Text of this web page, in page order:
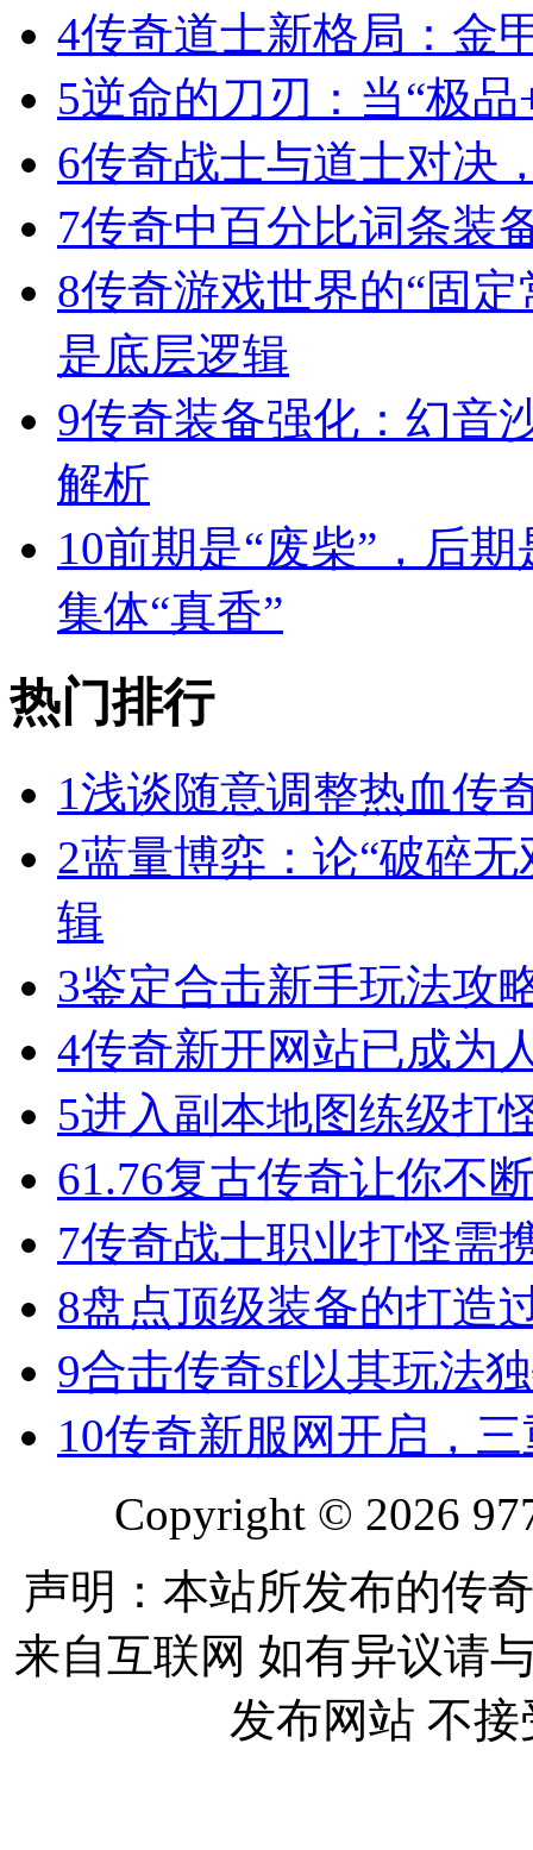
4传奇道士新格局：金
5逆命的刀刃：当“极
6传奇战士与道士对决
7传奇中百分比词条装
8传奇游戏世界的“固
是底层逻辑
9传奇装备强化：幻音
解析
10前期是“废柴”，后
集体“真香”
热门排行
1浅谈随意调整热血传
2蓝量博弈：论“破碎
辑
3鉴定合击新手玩法攻
4传奇新开网站已成为
5进入副本地图练级打
61.76复古传奇让你不
7传奇战士职业打怪需
8盘点顶级装备的打造
9合击传奇sf以其玩法
10传奇新服网开启，
Copyright © 2026
声明：本站所发布的传
来自互联网 如有异议请
发布网站 不